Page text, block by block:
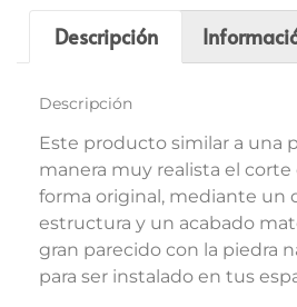
Descripción
Descripción
Este producto similar a una
manera muy realista el corte
forma original, mediante un
estructura y un acabado
gran parecido con la piedra
para ser instalado en tus